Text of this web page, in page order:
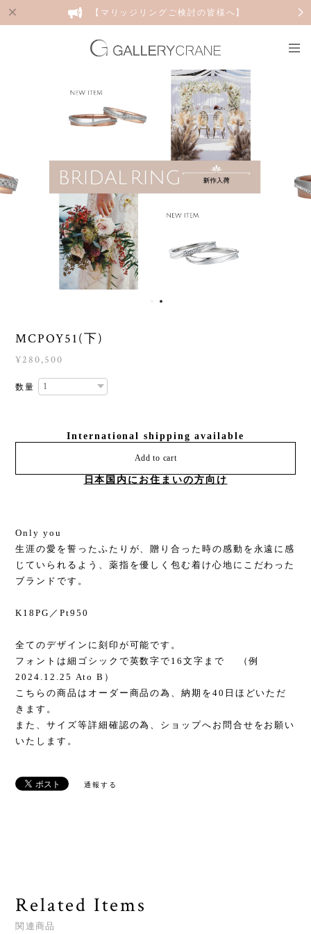
【マリッジリングご検討の皆様へ】
MCPOY51(下)
¥280,500
数量
International shipping available
Add to cart
日本国内にお住まいの方向け
Only you
生涯の愛を誓ったふたりが、贈り合った時の感動を永遠に感
じていられるよう、薬指を優しく包む着け心地にこだわった
ブランドです。
K18PG／Pt950
全てのデザインに刻印が可能です。
フォントは細ゴシックで英数字で16文字まで （例
2024.12.25 Ato B）
こちらの商品はオーダー商品の為、納期を40日ほどいただ
きます。
また、サイズ等詳細確認の為、ショップへお問合せをお願い
いたします。
通報する
Related Items
関連商品